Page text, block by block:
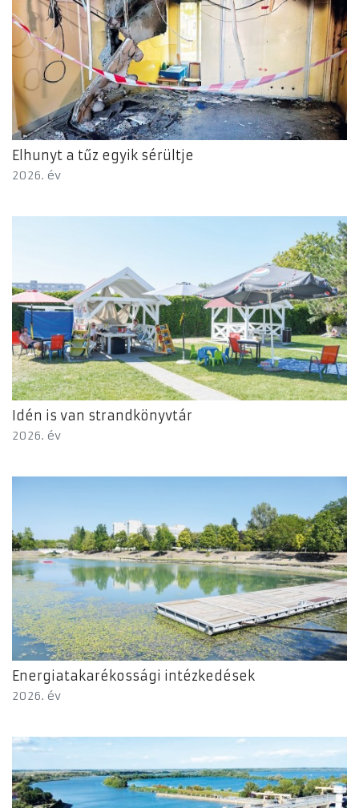
Elhunyt a tűz egyik sérültje
2026. év
Idén is van strandkönyvtár
2026. év
Energiatakarékossági intézkedések
2026. év